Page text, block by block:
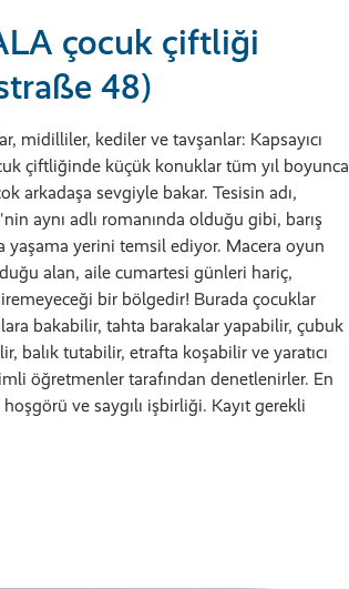
çocuk çiftliği
48)
midilliler, kediler ve tavşanlar: Kapsayıcı
çiftliğinde küçük konuklar tüm yıl boyunca
arkadaşa sevgiyle bakar. Tesisin adı,
aynı adlı romanında olduğu gibi, barış
yaşama yerini temsil ediyor. Macera oyun
alan, aile cumartesi günleri hariç,
bir bölgedir! Burada çocuklar
bakabilir, tahta barakalar yapabilir, çubuk
balık tutabilir, etrafta koşabilir ve yaratıcı
öğretmenler tarafından denetlenirler. En
ve saygılı işbirliği. Kayıt gerekli